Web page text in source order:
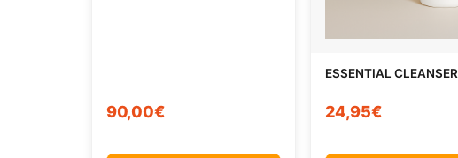
90,00€
ESSENTIAL CLEANSER
24,95€